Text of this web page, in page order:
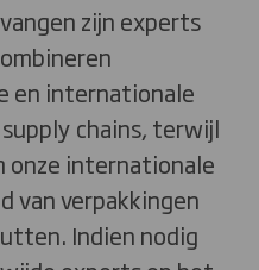
zijn experts
en internationale
chains, terwijl
onze internationale
van verpakkingen
Indien nodig